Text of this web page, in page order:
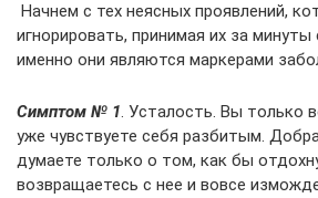
Начнем с тех неясных проявлений,
игнорировать, принимая их за
именно они являются маркерами
Симптом № 1. Усталость. Вы только
уже чувствуете себя разбитым.
думаете только о том, как бы
возвращаетесь с нее и вовсе